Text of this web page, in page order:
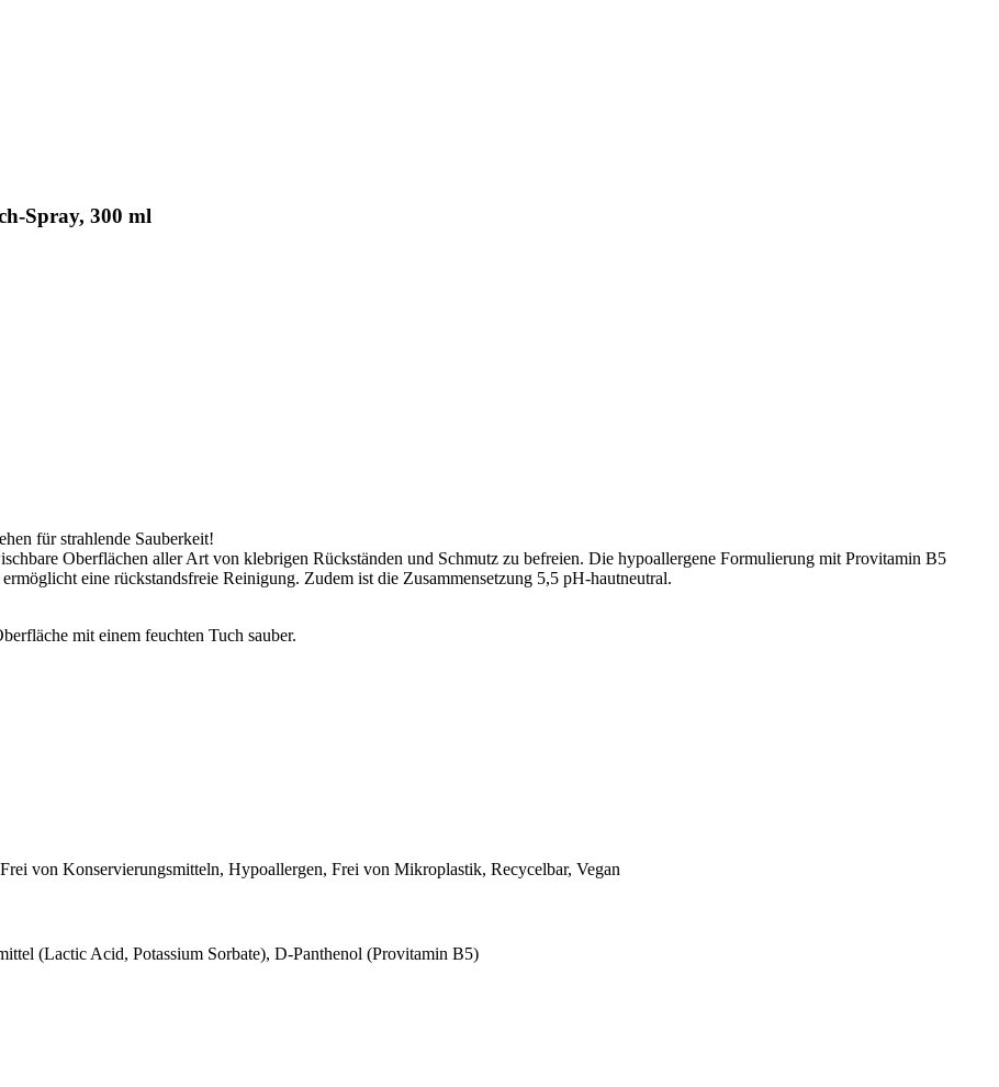
Spray, 300 ml
für strahlende Sauberkeit!
Oberflächen aller Art von klebrigen Rückständen und Schmutz zu befreien. Die hypoallergene Formulierung mit Provitamin B5
eine rückstandsfreie Reinigung. Zudem ist die Zusammensetzung 5,5 pH-hautneutral.
mit einem feuchten Tuch sauber.
von Konservierungsmitteln, Hypoallergen, Frei von Mikroplastik, Recycelbar, Vegan
(Lactic Acid, Potassium Sorbate), D-Panthenol (Provitamin B5)